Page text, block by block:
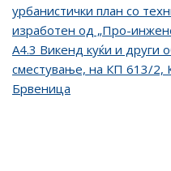
урбанистички план со
изработен од „Про-
А4.3 Викенд куќи и други
сместување, на КП 613/2,
Брвеница